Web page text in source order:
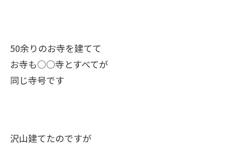
50余りのお寺を建てて
お寺も○○寺とすべてが
同じ寺号です
沢山建てたのですが